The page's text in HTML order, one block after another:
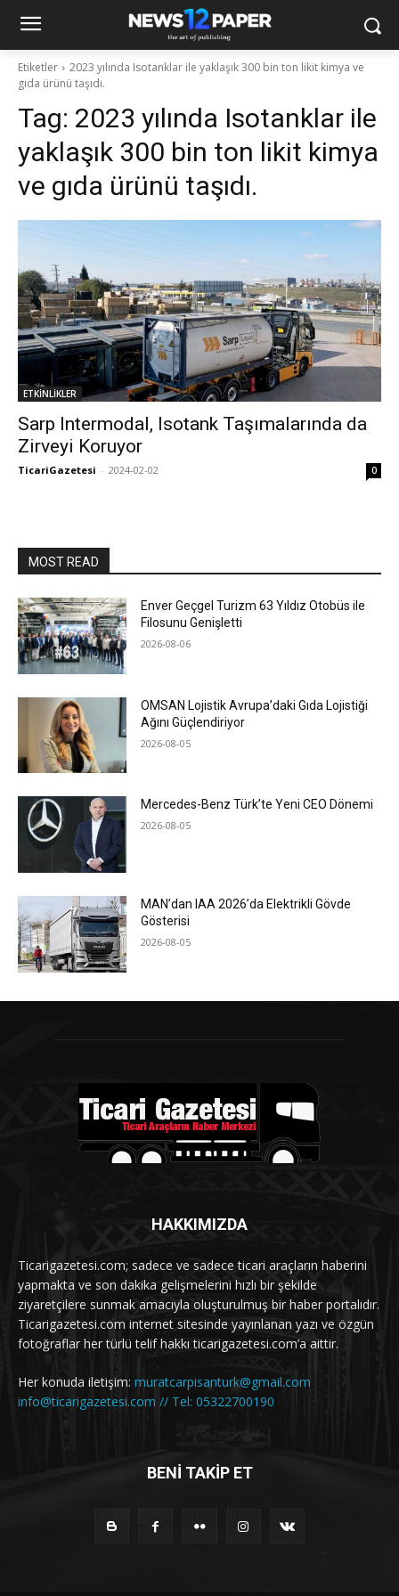
Etiketler
2023 yılında Isotanklar ile yaklaşık 300 bin ton likit kimya ve
gıda ürünü taşıdı.
Tag: 2023 yılında Isotanklar ile
yaklaşık 300 bin ton likit kimya
ve gıda ürünü taşıdı.
ETKİNLİKLER
Sarp Intermodal, Isotank Taşımalarında da
Zirveyi Koruyor
TicariGazetesi - 2024-02-02 0
MOST READ
Enver Geçgel Turizm 63 Yıldız Otobüs ile
Filosunu Genişletti
2026-08-06
OMSAN Lojistik Avrupa’daki Gıda Lojistiği
Ağını Güçlendiriyor
2026-08-05
Mercedes-Benz Türk’te Yeni CEO Dönemi
2026-08-05
MAN’dan IAA 2026’da Elektrikli Gövde
Gösterisi
2026-08-05
HAKKIMIZDA
Ticarigazetesi.com; sadece ve sadece ticari araçların haberini
yapmakta ve son dakika gelişmelerini hızlı bir şekilde
ziyaretçilere sunmak amacıyla oluşturulmuş bir haber portalıdır.
Ticarigazetesi.com internet sitesinde yayınlanan yazı ve özgün
fotoğraflar her türlü telif hakkı ticarigazetesi.com’a aittir.
Her konuda iletişim: muratcarpisanturk@gmail.com
info@ticarigazetesi.com // Tel: 05322700190
BENİ TAKİP ET